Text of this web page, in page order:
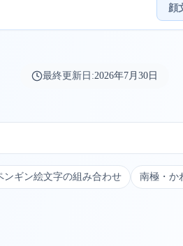
顔
最終更新日:2026年7月30日
ンギン絵文字の組み合わせ 南極・か